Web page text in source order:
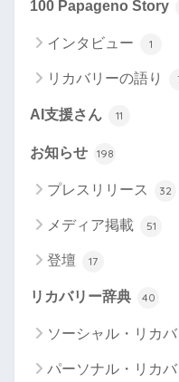
100 Papageno Story
インタビュー 1
リカバリーの語り
AI支援さん 11
お知らせ 198
プレスリリース 32
メディア掲載 51
登壇 17
リカバリー辞典 40
ソーシャル・リカ
パーソナル・リカ